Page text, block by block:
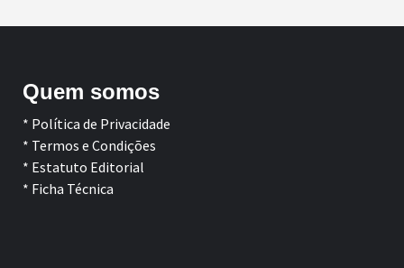
Quem somos
* Política de Privacidade
* Termos e Condições
* Estatuto Editorial
* Ficha Técnica